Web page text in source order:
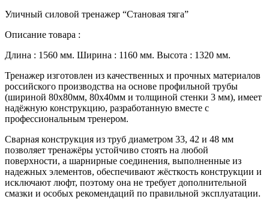
Уличный силовой тренажер “Становая тяга”
Описание товара :
Длина : 1560 мм. Ширина : 1160 мм. Высота : 1320 мм.
Тренажер изготовлен из качественных и прочных материалов
российского производства на основе профильной трубы
(шириной 80х80мм,­­­ 80х40мм и толщиной стенки 3 мм), имеет
надёжную конструкцию, разработанную вместе с
профессиональным тренером.
Сварная конструкция из труб диаметром 33, 42 и 48 мм
позволяет тренажёры устойчиво стоять на любой
поверхности, а шарнирные соединения, выполненные из
надежных элементов, обеспечивают жёсткость конструкции и
исключают люфт, поэтому она не требует дополнительной
смазки и особых рекомендаций по правильной эксплуатации.